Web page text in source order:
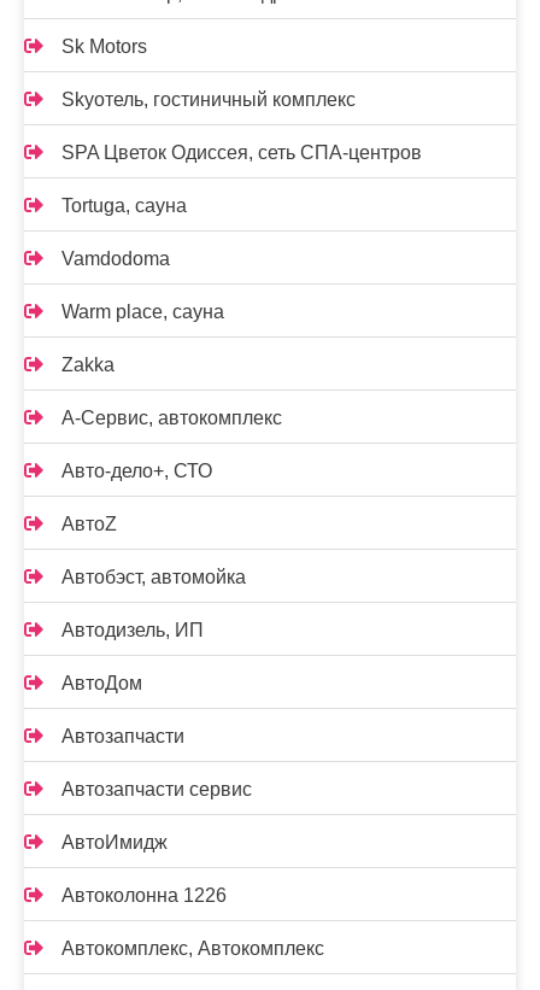
Sk Motors
Skyотель, гостиничный комплекс
SPA Цветок Одиссея, сеть СПА-центров
Tortuga, сауна
Vamdodoma
Warm place, сауна
Zakka
А-Сервис, автокомплекс
Авто-дело+, СТО
АвтоZ
Автобэст, автомойка
Автодизель, ИП
АвтоДом
Автозапчасти
Автозапчасти сервис
АвтоИмидж
Автоколонна 1226
Автокомплекс, Автокомплекс